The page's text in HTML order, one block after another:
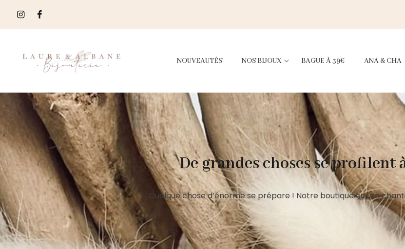
NOUVEAUTÉS NOS BIJOUX BAGUE À 39€ ANA & CHA
De grandes choses se profilent
Quelque chose d’énorme se prépare ! Notre boutique est en